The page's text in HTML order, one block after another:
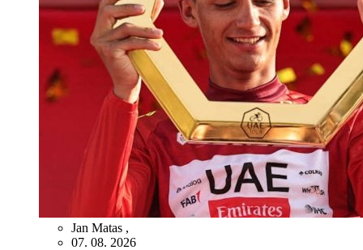
Jan Matas ,
07. 08. 2026